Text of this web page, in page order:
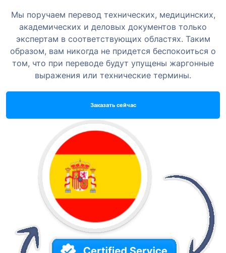
Мы поручаем перевод технических, медицинских,
академических и деловых документов только
экспертам в соответствующих областях. Таким
образом, вам никогда не придется беспокоиться о
том, что при переводе будут упущены жаргонные
выражения или технические термины.
Заказать сейчас